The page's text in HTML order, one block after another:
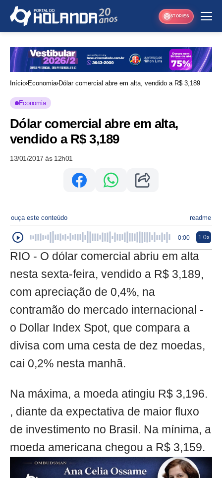
STORIES
Início Economia Dólar comercial abre em alta, vendido a R$ 3,189
Economia
Dólar comercial abre em alta,
vendido a R$ 3,189
13/01/2017 às 12h01
ouça este conteúdo readme
0:00 1.0x
RIO - O dólar comercial abriu em alta
nesta sexta-feira, vendido a R$ 3,189,
com apreciação de 0,4%, na
contramão do mercado internacional -
o Dollar Index Spot, que compara a
divisa com uma cesta de dez moedas,
cai 0,2% nesta manhã.
Na máxima, a moeda atingiu R$ 3,196.
, diante da expectativa de maior fluxo
de investimento no Brasil. Na mínima, a
moeda americana chegou a R$ 3,159.